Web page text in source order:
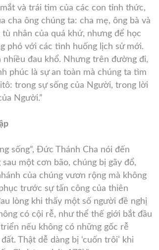
và trái tim của các con tỉnh thức,
cha ông chúng ta: cha mẹ, ông bà và
nhân của quá khứ, nhưng để học
phó với các tình huống lịch sử mới.
đau khổ. Nhưng trên đường đi,
phúc là sự an toàn mà chúng ta tìm
trong sự sống của Người, trong lời
Người.”
sống”, Đức Thánh Cha nói đến
một cơn bão, chúng bị gãy đổ,
của chúng vươn rộng mà không
trước sự tấn công của thiên
lòng khi thấy một số người đề nghị
có cội rễ, như thể thế giới bắt đầu
nếu không có những gốc rễ
Thật dễ dàng bị ‘cuốn trôi’ khi